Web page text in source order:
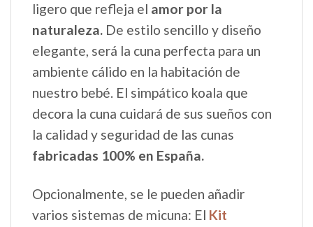
ligero que refleja el amor por la
naturaleza. De estilo sencillo y diseño
elegante, será la cuna perfecta para un
ambiente cálido en la habitación de
nuestro bebé. El simpático koala que
decora la cuna cuidará de sus sueños con
la calidad y seguridad de las cunas
fabricadas 100% en España.
Opcionalmente, se le pueden añadir
varios sistemas de micuna: El Kit